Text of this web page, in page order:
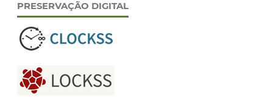
PRESERVAÇÃO DIGITAL